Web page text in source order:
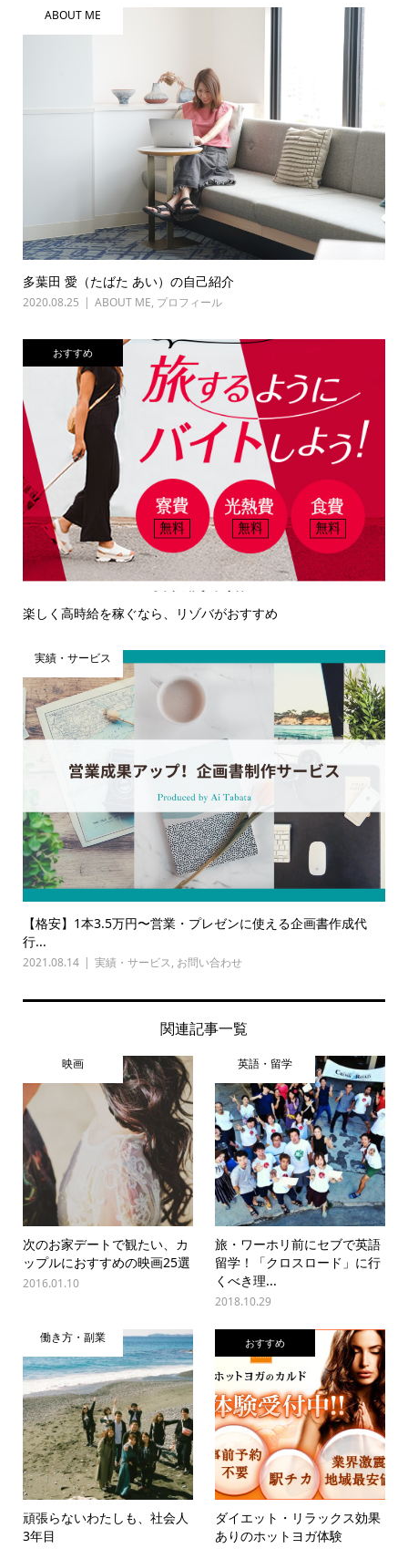
ABOUT ME
多葉田 愛（たばた あい）の自己紹介
2020.08.25 ABOUT ME, プロフィール
おすすめ
楽しく高時給を稼ぐなら、リゾバがおすすめ
実績・サービス
【格安】1本3.5万円〜営業・プレゼンに使える企画書作成代
行...
2021.08.14 実績・サービス, お問い合わせ
関連記事一覧
映画
次のお家デートで観たい、カ
ップルにおすすめの映画25選
2016.01.10
英語・留学
旅・ワーホリ前にセブで英語
留学！「クロスロード」に行
くべき理...
2018.10.29
働き方・副業
頑張らないわたしも、社会人
3年目
おすすめ
ダイエット・リラックス効果
ありのホットヨガ体験